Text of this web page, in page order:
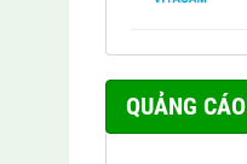
QUẢNG CÁO